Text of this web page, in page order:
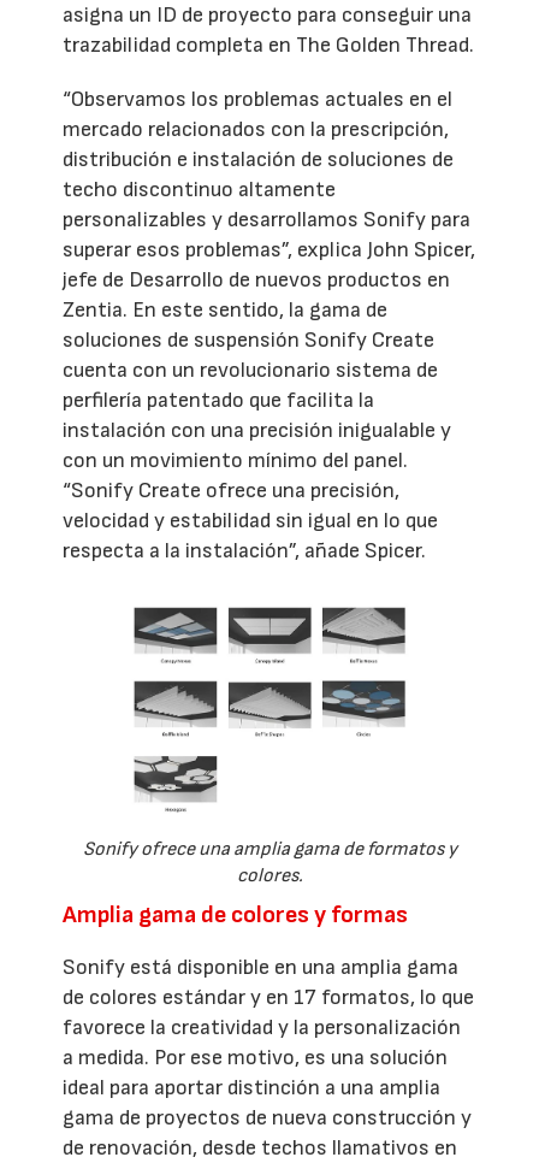
asigna un ID de proyecto para conseguir una
trazabilidad completa en The Golden Thread.
“Observamos los problemas actuales en el
mercado relacionados con la prescripción,
distribución e instalación de soluciones de
techo discontinuo altamente
personalizables y desarrollamos Sonify para
superar esos problemas”, explica John Spicer,
jefe de Desarrollo de nuevos productos en
Zentia. En este sentido, la gama de
soluciones de suspensión Sonify Create
cuenta con un revolucionario sistema de
perfilería patentado que facilita la
instalación con una precisión inigualable y
con un movimiento mínimo del panel.
“Sonify Create ofrece una precisión,
velocidad y estabilidad sin igual en lo que
respecta a la instalación”, añade Spicer.
Sonify ofrece una amplia gama de formatos y
colores.
Amplia gama de colores y formas
Sonify está disponible en una amplia gama
de colores estándar y en 17 formatos, lo que
favorece la creatividad y la personalización
a medida. Por ese motivo, es una solución
ideal para aportar distinción a una amplia
gama de proyectos de nueva construcción y
de renovación, desde techos llamativos en